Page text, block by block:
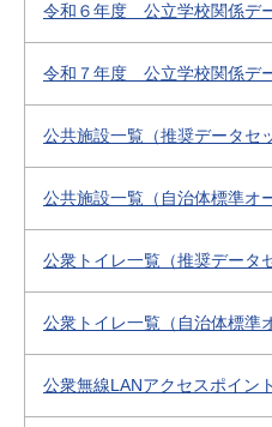
令和６年度 公立学校関係デ
令和７年度 公立学校関係デ
公共施設一覧（推奨データセ
公共施設一覧（自治体標準オ
公衆トイレ一覧（推奨データ
公衆トイレ一覧（自治体標準
公衆無線LANアクセスポイン